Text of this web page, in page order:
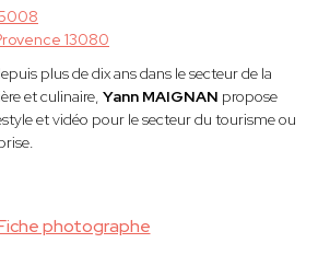
photographe
13080
plus de dix ans dans le secteur de la
et culinaire, Yann MAIGNAN propose
et vidéo pour le secteur du tourisme ou